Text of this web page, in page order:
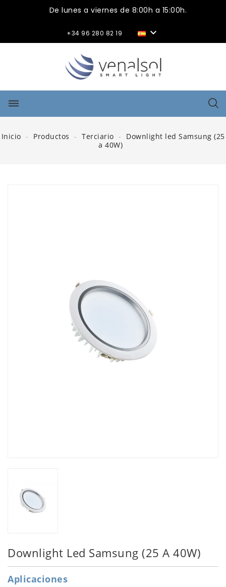
De lunes a viernes de 8:00h a 15:00h.
+34 96 280 82 19 
dehaze
Inicio Productos Terciario
Downlight led Samsung (25
a 40W)
Downlight Led Samsung (25 A 40W)
Aplicaciones